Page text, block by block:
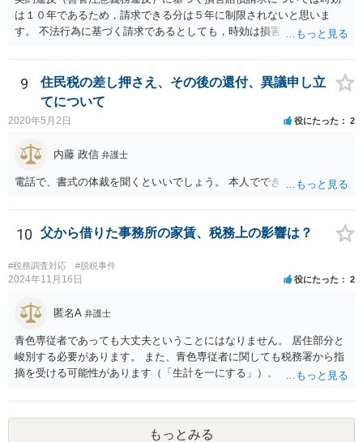
は１０年であるため，請求できる分は５年に制限されないと思いま
す。 不法行為に基づく請求であるとしても，時効は損害を知ってから
とをお勧めいたします。
9
住民税の差し押さえ、その後の還付、異議申し立
てについて
2020年5月2日 役にたった 2
内藤 政信 弁護士
電話で、書式の体裁を聞くといいでしょう。 本人でできますね。
10 父から借りた事務所の家賃、税務上の影響は？
#税務調査対応 #脱税事件
2024年11月16日 役にたった 2
匿名A 弁護士
青色専従者であっても大丈夫ということにはなりません。 居住部分と
峻別する必要があります。 また、青色専従者に関しても税務署から指
摘を受ける可能性があります（「生計を一にする」）。
もっとみる